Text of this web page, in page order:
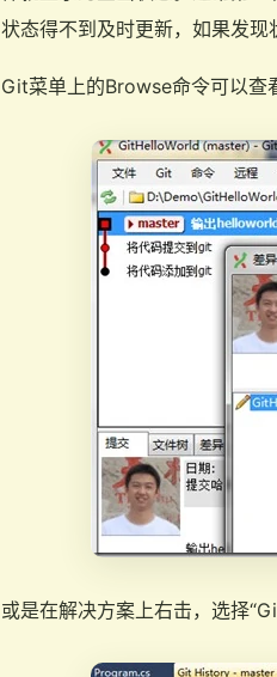
状态得不到及时更新，如果发现
Git菜单上的Browse命令可以查
或是在解决方案上右击，选择